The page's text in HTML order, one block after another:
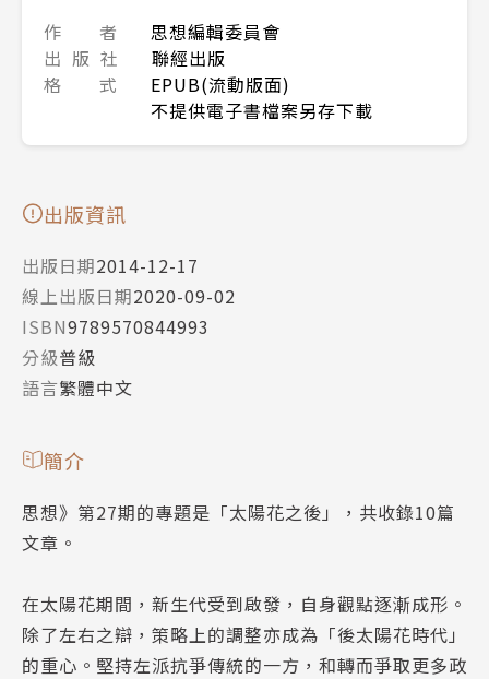
作 者
思想編輯委員會
出 版 社
聯經出版
格 式
EPUB(流動版面)
不提供電子書檔案另存下載
出版資訊
出版日期2014-12-17
線上出版日期2020-09-02
ISBN9789570844993
分級普級
語言繁體中文
簡介
思想》第27期的專題是「太陽花之後」，共收錄10篇
文章。
在太陽花期間，新生代受到啟發，自身觀點逐漸成形。
除了左右之辯，策略上的調整亦成為「後太陽花時代」
的重心。堅持左派抗爭傳統的一方，和轉而爭取更多政